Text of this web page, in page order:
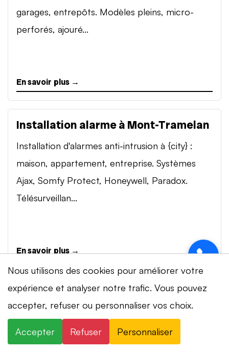
garages, entrepôts. Modèles pleins, micro-
perforés, ajouré...
En savoir plus →
Installation alarme à Mont-Tramelan
Installation d'alarmes anti-intrusion à {city} :
maison, appartement, entreprise. Systèmes
Ajax, Somfy Protect, Honeywell, Paradox.
Télésurveillan...
En savoir plus →
Vidéosurveillance à Mont-Tramelan
Installation de systèmes de vidéosurveillance à
{city} : caméras IP 4K, visionnage smartphone,
Nous utilisons des cookies pour améliorer votre
expérience et analyser notre trafic. Vous pouvez
accepter, refuser ou personnaliser vos choix.
Accepter Refuser Personnaliser
⚡ Intervention en 20 min· 24h/24 · 7j/7 ·
Devis gratuit
+41 78 319 32 82
WhatsApp